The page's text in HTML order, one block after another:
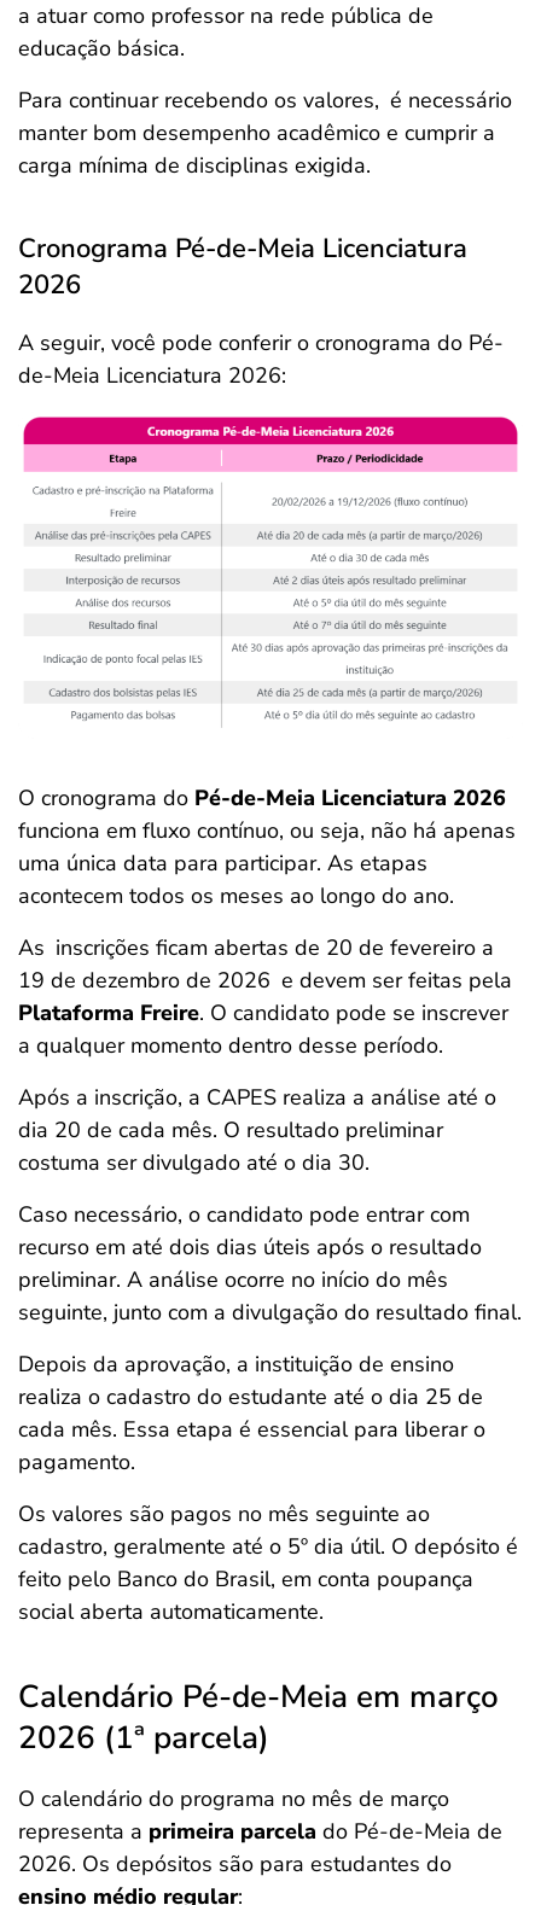
a atuar como professor na rede pública de
educação básica.
Para continuar recebendo os valores, é necessário
manter bom desempenho acadêmico e cumprir a
carga mínima de disciplinas exigida.
Cronograma Pé-de-Meia Licenciatura
2026
A seguir, você pode conferir o cronograma do Pé-
de-Meia Licenciatura 2026:
O cronograma do Pé-de-Meia Licenciatura 2026
funciona em fluxo contínuo, ou seja, não há apenas
uma única data para participar. As etapas
acontecem todos os meses ao longo do ano.
As inscrições ficam abertas de 20 de fevereiro a
19 de dezembro de 2026 e devem ser feitas pela
Plataforma Freire. O candidato pode se inscrever
a qualquer momento dentro desse período.
Após a inscrição, a CAPES realiza a análise até o
dia 20 de cada mês. O resultado preliminar
costuma ser divulgado até o dia 30.
Caso necessário, o candidato pode entrar com
recurso em até dois dias úteis após o resultado
preliminar. A análise ocorre no início do mês
seguinte, junto com a divulgação do resultado final.
Depois da aprovação, a instituição de ensino
realiza o cadastro do estudante até o dia 25 de
cada mês. Essa etapa é essencial para liberar o
pagamento.
Os valores são pagos no mês seguinte ao
cadastro, geralmente até o 5º dia útil. O depósito é
feito pelo Banco do Brasil, em conta poupança
social aberta automaticamente.
Calendário Pé-de-Meia em março
2026 (1ª parcela)
O calendário do programa no mês de março
representa a primeira parcela do Pé-de-Meia de
2026. Os depósitos são para estudantes do
ensino médio regular: